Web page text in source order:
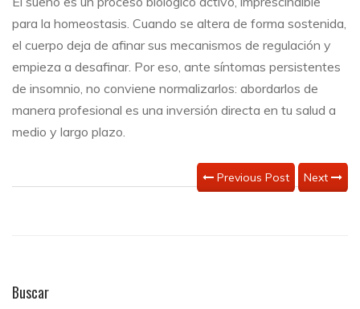
para la homeostasis. Cuando se altera de forma sostenida,
el cuerpo deja de afinar sus mecanismos de regulación y
empieza a desafinar. Por eso, ante síntomas persistentes
de insomnio, no conviene normalizarlos: abordarlos de
manera profesional es una inversión directa en tu salud a
medio y largo plazo.
Previous Post Next
Buscar